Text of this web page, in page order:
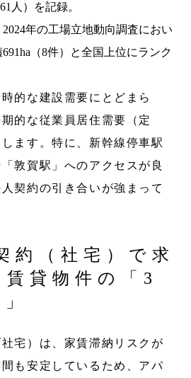
人）を記録。
2024年の工場立地動向調査におい
（8件）と全国上位にランク
的な建設需要にとどまら
的な従業員居住需要（定
ます。特に、新幹線停車駅
敦賀駅」へのアクセスが良
契約の引き合いが強まって
約（社宅）で求
貸物件の「3
宅）は、家賃滞納リスクが
も安定しているため、アパ